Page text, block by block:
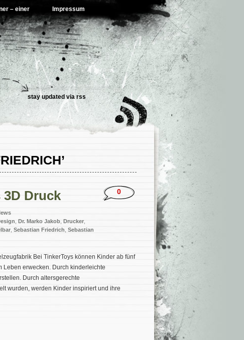
– einer Impressum
stay updated viarss
3D Druck
Dr. Marko Jakob Drucker
Sebastian Friedrich Sebastian
0
Bei TinkerToys können Kinder ab fünf
Leben erwecken. Durch kinderleichte
Durch altersgerechte
wurden, werden Kinder inspiriert und ihre